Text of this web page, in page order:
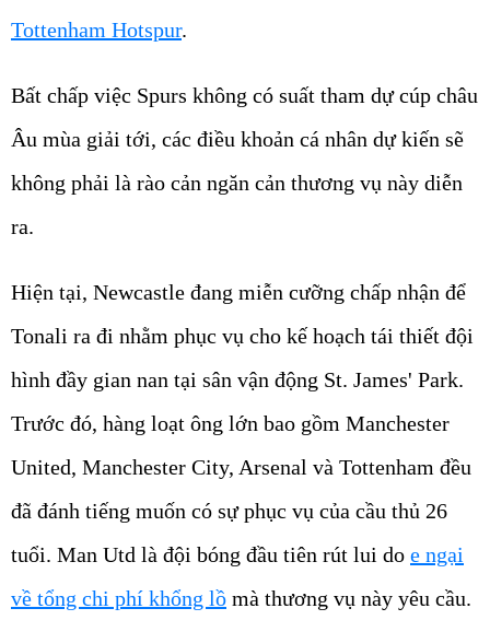
Tottenham Hotspur.
Bất chấp việc Spurs không có suất tham dự cúp châu
Âu mùa giải tới, các điều khoản cá nhân dự kiến sẽ
không phải là rào cản ngăn cản thương vụ này diễn
ra.
Hiện tại, Newcastle đang miễn cưỡng chấp nhận để
Tonali ra đi nhằm phục vụ cho kế hoạch tái thiết đội
hình đầy gian nan tại sân vận động St. James' Park.
Trước đó, hàng loạt ông lớn bao gồm Manchester
United, Manchester City, Arsenal và Tottenham đều
đã đánh tiếng muốn có sự phục vụ của cầu thủ 26
tuổi. Man Utd là đội bóng đầu tiên rút lui do e ngại
về tổng chi phí khổng lồ mà thương vụ này yêu cầu.